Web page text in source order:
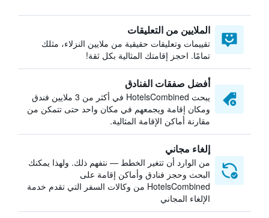
الملايين من التعليقات
تقييمات وتعليقات حقيقية من ملايين النزلاء، مثلك
تمامًا. احجز إقامتك المثالية بكل ثقة!
أفضل صفقات الفنادق
يبحث HotelsCombined في أكثر من 3 ملايين فندق
ومكان إقامة ويجمعهم في مكان واحد حتى تتمكن من
مقارنة أماكن الإقامة المثالية.
إلغاء مجاني
من الوارد أن تتغير الخطط — نتفهم ذلك. ولهذا يمكنك
البحث وحجز فنادق وأماكن إقامة على
HotelsCombined من وكالات السفر التي تقدم خدمة
الإلغاء المجاني